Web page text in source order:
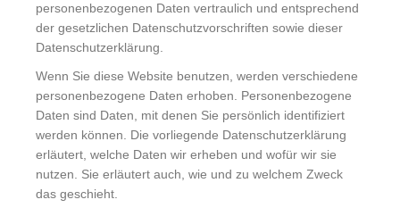
personenbezogenen Daten vertraulich und entsprechend
der gesetzlichen Datenschutzvorschriften sowie dieser
Datenschutzerklärung.
Wenn Sie diese Website benutzen, werden verschiedene
personenbezogene Daten erhoben. Personenbezogene
Daten sind Daten, mit denen Sie persönlich identifiziert
werden können. Die vorliegende Datenschutzerklärung
erläutert, welche Daten wir erheben und wofür wir sie
nutzen. Sie erläutert auch, wie und zu welchem Zweck
das geschieht.